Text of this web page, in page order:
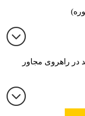
در راهروی مجاور